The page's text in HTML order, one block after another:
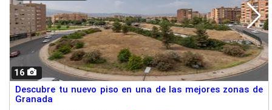
16
Descubre tu nuevo piso en una de las mejores zonas de
Granada